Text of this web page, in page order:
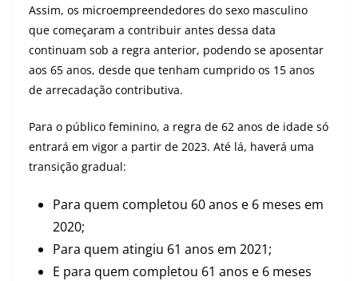
Assim, os microempreendedores do sexo masculino
que começaram a contribuir antes dessa data
continuam sob a regra anterior, podendo se aposentar
aos 65 anos, desde que tenham cumprido os 15 anos
de arrecadação contributiva.
Para o público feminino, a regra de 62 anos de idade só
entrará em vigor a partir de 2023. Até lá, haverá uma
transição gradual:
Para quem completou 60 anos e 6 meses em
2020;
Para quem atingiu 61 anos em 2021;
E para quem completou 61 anos e 6 meses